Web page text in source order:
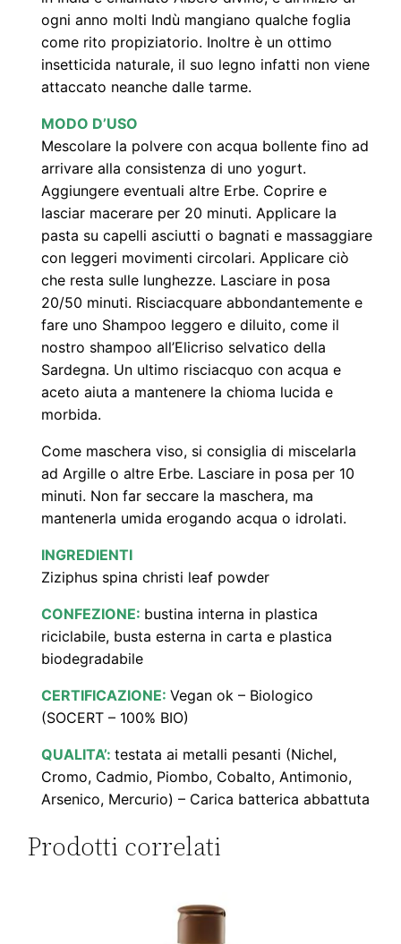
ogni anno molti Indù mangiano qualche foglia
come rito propiziatorio. Inoltre è un ottimo
insetticida naturale, il suo legno infatti non viene
attaccato neanche dalle tarme.
MODO D’USO
Mescolare la polvere con acqua bollente fino ad
arrivare alla consistenza di uno yogurt.
Aggiungere eventuali altre Erbe. Coprire e
lasciar macerare per 20 minuti. Applicare la
pasta su capelli asciutti o bagnati e massaggiare
con leggeri movimenti circolari. Applicare ciò
che resta sulle lunghezze. Lasciare in posa
20/50 minuti. Risciacquare abbondantemente e
fare uno Shampoo leggero e diluito, come il
nostro shampoo all’Elicriso selvatico della
Sardegna. Un ultimo risciacquo con acqua e
aceto aiuta a mantenere la chioma lucida e
morbida.
Come maschera viso, si consiglia di miscelarla
ad Argille o altre Erbe. Lasciare in posa per 10
minuti. Non far seccare la maschera, ma
mantenerla umida erogando acqua o idrolati.
INGREDIENTI
Ziziphus spina christi leaf powder
CONFEZIONE: bustina interna in plastica
riciclabile, busta esterna in carta e plastica
biodegradabile
CERTIFICAZIONE:Vegan ok – Biologico
(SOCERT – 100% BIO)
QUALITA’:testata ai metalli pesanti (Nichel,
Cromo, Cadmio, Piombo, Cobalto, Antimonio,
Arsenico, Mercurio) – Carica batterica abbattuta
Prodotti correlati